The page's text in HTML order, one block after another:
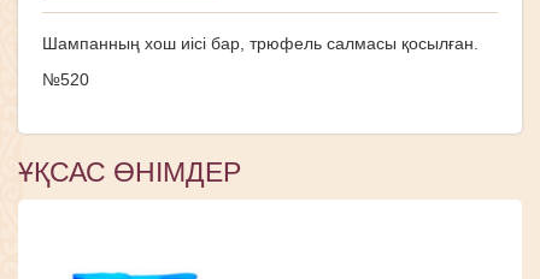
Шампанның хош иісі бар, трюфель салмасы қосылған.
№520
ҰҚСАС ӨНІМДЕР